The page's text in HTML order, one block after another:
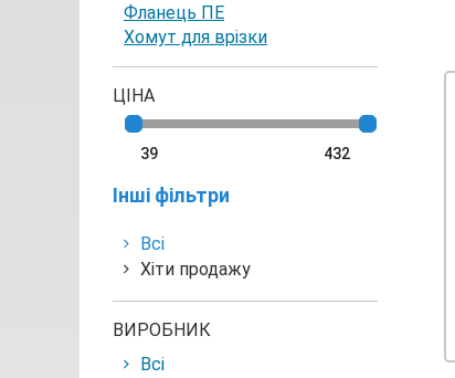
Фланець ПЕ
Хомут для врізки
ЦІНА
Інші фільтри
Всі
Хіти продажу
ВИРОБНИК
Всі